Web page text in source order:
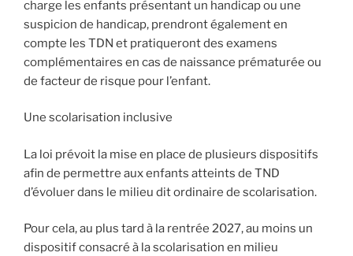
charge les enfants présentant un handicap ou une
suspicion de handicap, prendront également en
compte les TDN et pratiqueront des examens
complémentaires en cas de naissance prématurée ou
de facteur de risque pour l’enfant.
Une scolarisation inclusive
La loi prévoit la mise en place de plusieurs dispositifs
afin de permettre aux enfants atteints de TND
d’évoluer dans le milieu dit ordinaire de scolarisation.
Pour cela, au plus tard à la rentrée 2027, au moins un
dispositif consacré à la scolarisation en milieu